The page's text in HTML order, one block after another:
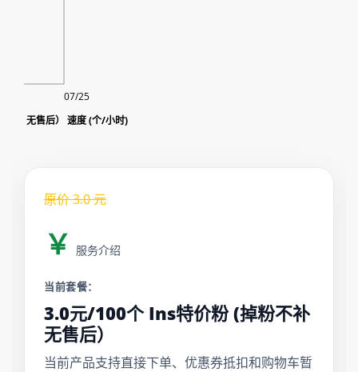
Ins特价粉 (掉粉不补 无售后） 速度 (个/小时)
07/25
原价3.0元
￥ 服务介绍
当前套餐：
3.0元/100个 Ins特价粉 (掉粉不补
无售后）
当前产品支持直接下单、优惠券抵扣和购物车暂